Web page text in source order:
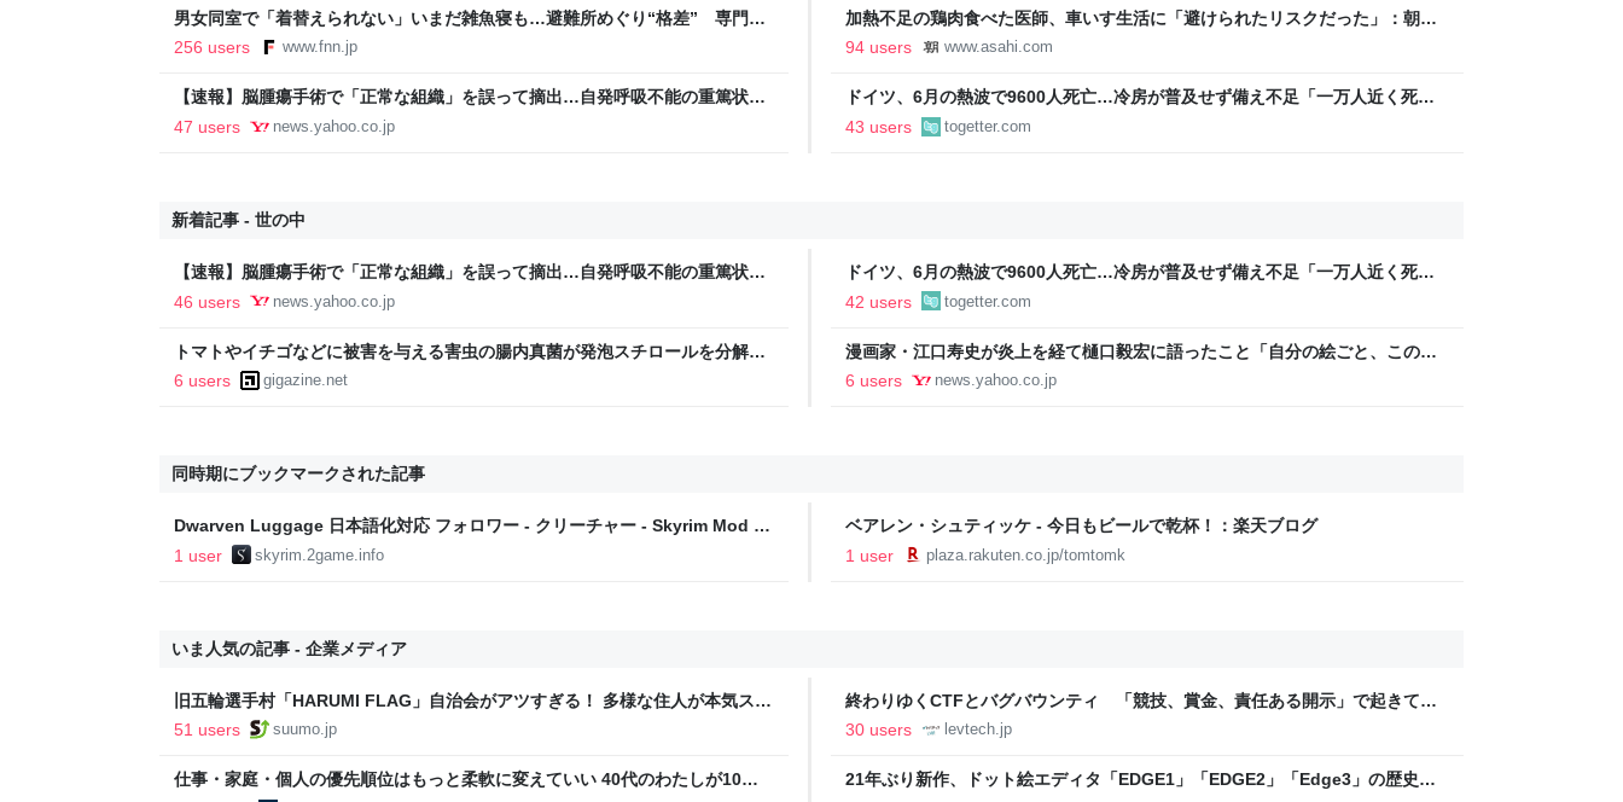
男女同室で「着替えられない」いまだ雑魚寝も…避難所めぐり“格差” 専門家
「標準化されていない」 令和8年熊本地震｜FNNプライムオンライン
256 users www.fnn.jp
加熱不足の鶏肉食べた医師、車いす生活に「避けられたリスクだった」：朝日
新聞
94 users www.asahi.com
【速報】脳腫瘍手術で「正常な組織」を誤って摘出…自発呼吸不能の重篤状態
に 「腫瘍でない」結果出ても“勘違い”で摘出継続 通常の生活送っていた患
47 users news.yahoo.co.jp
ドイツ、6月の熱波で9600人死亡…冷房が普及せず備え不足「一万人近く死ぬ
とかもう災害じゃん…」「本来のドイツの夏は日本の10月ぐらいの気候やから
43 users togetter.com
新着記事 - 世の中
【速報】脳腫瘍手術で「正常な組織」を誤って摘出…自発呼吸不能の重篤状態
に 「腫瘍でない」結果出ても“勘違い”で摘出継続 通常の生活送っていた患
46 users news.yahoo.co.jp
ドイツ、6月の熱波で9600人死亡…冷房が普及せず備え不足「一万人近く死ぬ
とかもう災害じゃん…」「本来のドイツの夏は日本の10月ぐらいの気候やから
42 users togetter.com
トマトやイチゴなどに被害を与える害虫の腸内真菌が発泡スチロールを分解で
きる可能性
6 users gigazine.net
漫画家・江口寿史が炎上を経て樋口毅宏に語ったこと「自分の絵ごと、このジ
ャンルはそろそろ終わりかな」（ふたまん＋） - Yahoo!ニュース
6 users news.yahoo.co.jp
同時期にブックマークされた記事
Dwarven Luggage 日本語化対応 フォロワー - クリーチャー - Skyrim Mod デ
ータベース
1 user skyrim.2game.info
ベアレン・シュティッケ - 今日もビールで乾杯！：楽天ブログ
1 user
plaza.rakuten.co.jp/tomtomk
いま人気の記事 - 企業メディア
旧五輪選手村「HARUMI FLAG」自治会がアツすぎる！ 多様な住人が本気スキ
ルで挑む、盆踊り2万人集客や交通改善など“街の価値向上”戦略 東京・中央
51 users suumo.jp
終わりゆくCTFとバグバウンティ 「競技、賞金、責任ある開示」で起きてい
ること【フォーカス】 - レバテックLAB
30 users levtech.jp
仕事・家庭・個人の優先順位はもっと柔軟に変えていい 40代のわたしが10年
21年ぶり新作、ドット絵エディタ「EDGE1」「EDGE2」「Edge3」の歴史に